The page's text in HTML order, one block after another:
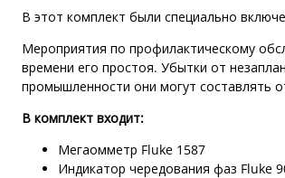
В этот комплект были специально
Мероприятия по профилактическому
времени его простоя. Убытки от
промышленности они могут составлять
В комплект входит:
Мегаомметр Fluke 1587
Индикатор чередования фаз Fluke